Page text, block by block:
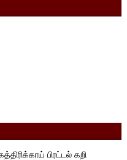
பிரட்டல் கறி